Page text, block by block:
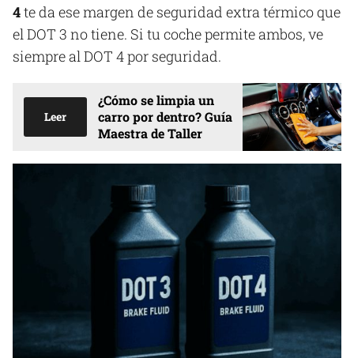
4te da ese margen de seguridad extra térmico que
el DOT 3 no tiene. Si tu coche permite ambos, ve
siempre al DOT 4 por seguridad.
Leer
¿Cómo se limpia un
carro por dentro? Guía
Maestra de Taller